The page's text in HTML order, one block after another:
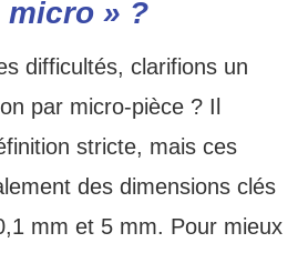
micro » ?
difficultés, clarifions un
par micro-pièce ? Il
stricte, mais ces
des dimensions clés
mm et 5 mm. Pour mieux